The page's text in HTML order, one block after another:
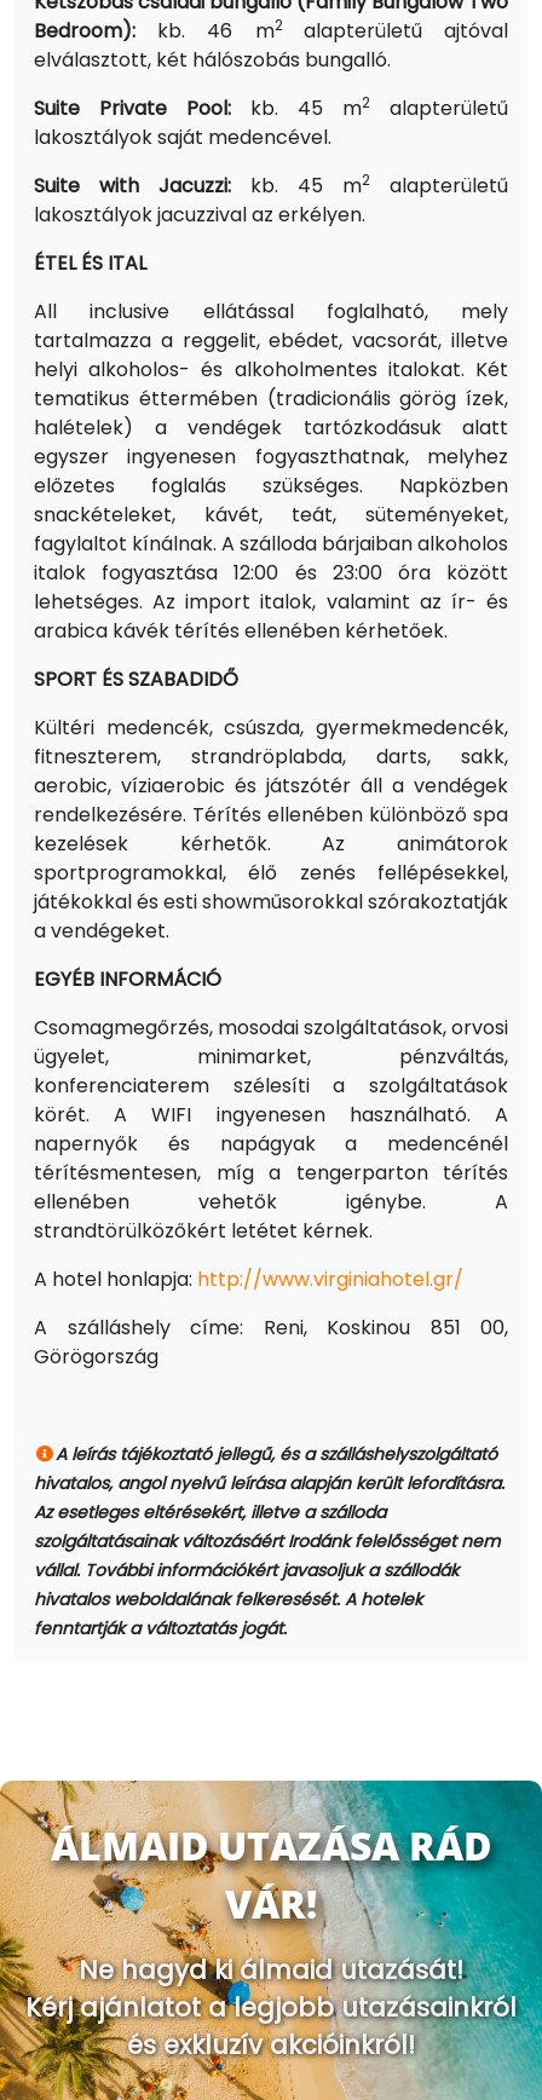
Bedroom): kb. 46 m2 alapterületű ajtóval
elválasztott, két hálószobás bungalló.
Suite Private Pool: kb. 45 m2
alapterületű
lakosztályok saját medencével.
Suite with Jacuzzi: kb. 45 m2
alapterületű
lakosztályok jacuzzival az erkélyen.
ÉTEL ÉS ITAL
All inclusive ellátással foglalható, mely
tartalmazza a reggelit, ebédet, vacsorát, illetve
helyi alkoholos- és alkoholmentes italokat. Két
tematikus éttermében (tradicionális görög ízek,
halételek) a vendégek tartózkodásuk alatt
egyszer ingyenesen fogyaszthatnak, melyhez
előzetes foglalás szükséges. Napközben
snackételeket, kávét, teát, süteményeket,
fagylaltot kínálnak. A szálloda bárjaiban alkoholos
italok fogyasztása 12:00 és 23:00 óra között
lehetséges. Az import italok, valamint az ír- és
arabica kávék térítés ellenében kérhetőek.
SPORT ÉS SZABADIDŐ
Kültéri medencék, csúszda, gyermekmedencék,
fitneszterem, strandröplabda, darts, sakk,
aerobic, víziaerobic és játszótér áll a vendégek
rendelkezésére. Térítés ellenében különböző spa
kezelések kérhetők. Az animátorok
sportprogramokkal, élő zenés fellépésekkel,
játékokkal és esti showműsorokkal szórakoztatják
a vendégeket.
EGYÉB INFORMÁCIÓ
Csomagmegőrzés, mosodai szolgáltatások, orvosi
ügyelet, minimarket, pénzváltás,
konferenciaterem szélesíti a szolgáltatások
körét. A WIFI ingyenesen használható. A
napernyők és napágyak a medencénél
térítésmentesen, míg a tengerparton térítés
ellenében vehetők igénybe. A
strandtörülközőkért letétet kérnek.
A hotel honlapja: http://www.virginiahotel.gr/
A szálláshely címe: Reni, Koskinou 851 00,
Görögország
A leírás tájékoztató jellegű, és a szálláshelyszolgáltató
hivatalos, angol nyelvű leírása alapján került lefordításra.
Az esetleges eltérésekért, illetve a szálloda
szolgáltatásainak változásáért Irodánk felelősséget nem
vállal. További információkért javasoljuk a szállodák
hivatalos weboldalának felkeresését. A hotelek
fenntartják a változtatás jogát.
ÁLMAID UTAZÁSA RÁD
VÁR!
Ne hagyd ki álmaid utazását!
Kérj ajánlatot a legjobb utazásainkról
és exkluzív akcióinkról!